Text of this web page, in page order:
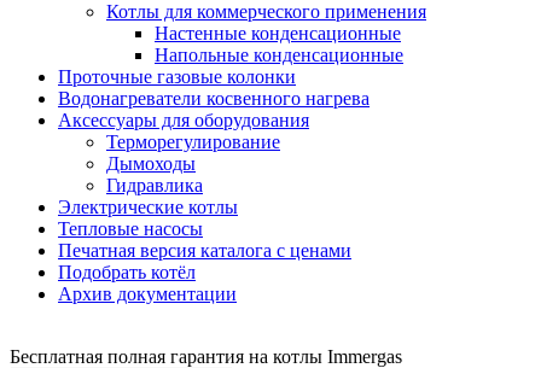
Котлы для коммерческого применения
Настенные конденсационные
Напольные конденсационные
Проточные газовые колонки
Водонагреватели косвенного нагрева
Аксессуары для оборудования
Терморегулирование
Дымоходы
Гидравлика
Электрические котлы
Тепловые насосы
Печатная версия каталога с ценами
Подобрать котёл
Архив документации
Бесплатная полная гарантия на котлы Immergas